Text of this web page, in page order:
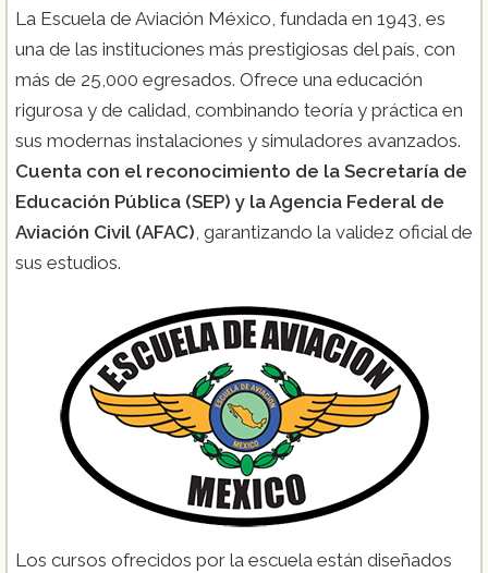
La Escuela de Aviación México, fundada en 1943, es
una de las instituciones más prestigiosas del país, con
más de 25,000 egresados. Ofrece una educación
rigurosa y de calidad, combinando teoría y práctica en
sus modernas instalaciones y simuladores avanzados.
Cuenta con el reconocimiento de la Secretaría de
Educación Pública (SEP) y la Agencia Federal de
Aviación Civil (AFAC), garantizando la validez oficial de
sus estudios.
Los cursos ofrecidos por la escuela están diseñados